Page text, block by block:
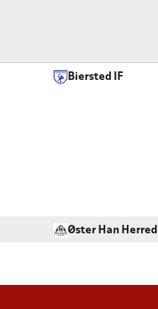
Biersted IF
Øster Han Herred